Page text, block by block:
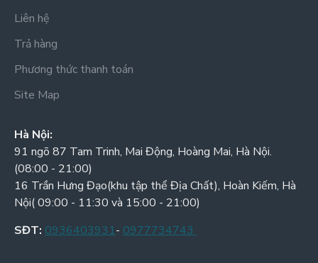
Liên hệ
Trả hàng
Phương thức thanh toán
Site Map
Hà Nội:
91 ngõ 87 Tam Trinh, Mai Động, Hoàng Mai, Hà Nội.
(08:00 - 21:00)
16 Trần Hưng Đạo(khu tập thể Địa Chất), Hoàn Kiếm, Hà
Nội( 09:00 - 11:30 và 15:00 - 21:00)
SĐT: 0936403931- 0977734743